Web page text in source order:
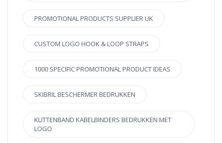
PROMOTIONAL PRODUCTS SUPPLIER UK
CUSTOM LOGO HOOK & LOOP STRAPS
1000 SPECIFIC PROMOTIONAL PRODUCT IDEAS
SKIBRIL BESCHERMER BEDRUKKEN
KLITTENBAND KABELBINDERS BEDRUKKEN MET
LOGO